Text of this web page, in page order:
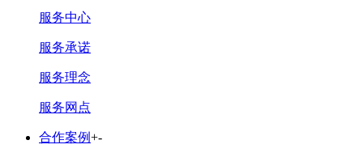
服务中心
服务承诺
服务理念
服务网点
合作案例+-